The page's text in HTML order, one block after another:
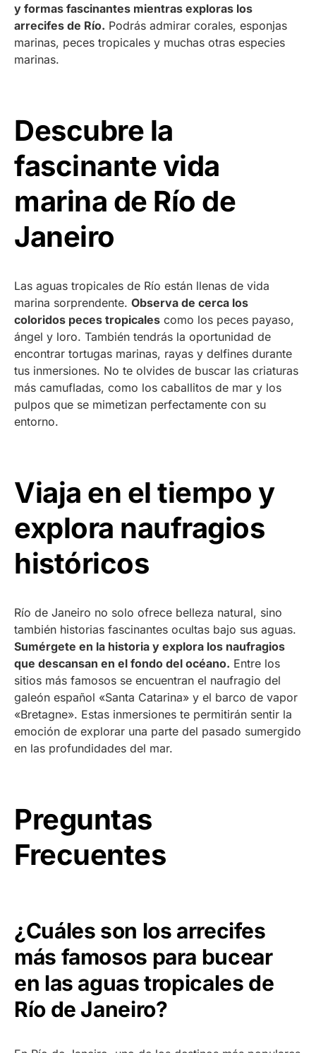
y formas fascinantes mientras exploras los
arrecifes de Río. Podrás admirar corales, esponjas
marinas, peces tropicales y muchas otras especies
marinas.
Descubre la
fascinante vida
marina de Río de
Janeiro
Las aguas tropicales de Río están llenas de vida
marina sorprendente. Observa de cerca los
coloridos peces tropicales como los peces payaso,
ángel y loro. También tendrás la oportunidad de
encontrar tortugas marinas, rayas y delfines durante
tus inmersiones. No te olvides de buscar las criaturas
más camufladas, como los caballitos de mar y los
pulpos que se mimetizan perfectamente con su
entorno.
Viaja en el tiempo y
explora naufragios
históricos
Río de Janeiro no solo ofrece belleza natural, sino
también historias fascinantes ocultas bajo sus aguas.
Sumérgete en la historia y explora los naufragios
que descansan en el fondo del océano. Entre los
sitios más famosos se encuentran el naufragio del
galeón español «Santa Catarina» y el barco de vapor
«Bretagne». Estas inmersiones te permitirán sentir la
emoción de explorar una parte del pasado sumergido
en las profundidades del mar.
Preguntas
Frecuentes
¿Cuáles son los arrecifes
más famosos para bucear
en las aguas tropicales de
Río de Janeiro?